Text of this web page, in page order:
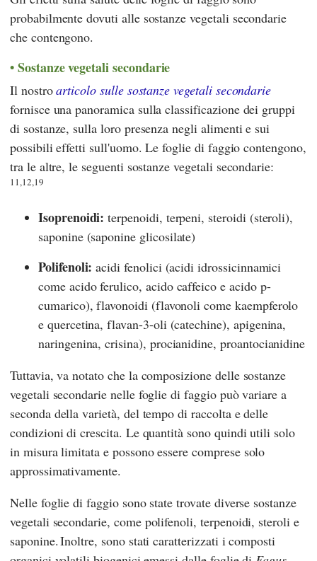
probabilmente dovuti alle sostanze vegetali secondarie
che contengono.
Sostanze vegetali secondarie
Il nostroarticolo sulle sostanze vegetali secondarie
fornisce una panoramica sulla classificazione dei gruppi
di sostanze, sulla loro presenza negli alimenti e sui
possibili effetti sull'uomo. Le foglie di faggio contengono,
tra le altre, le seguenti sostanze vegetali secondarie:
11,12,19
Isoprenoidi: terpenoidi, terpeni, steroidi (steroli),
saponine (saponine glicosilate)
Polifenoli: acidi fenolici (acidi idrossicinnamici
come acido ferulico, acido caffeico e acido p-
cumarico), flavonoidi (flavonoli come kaempferolo
e quercetina, flavan-3-oli (catechine), apigenina,
naringenina, crisina), procianidine, proantocianidine
Tuttavia, va notato che la composizione delle sostanze
vegetali secondarie nelle foglie di faggio può variare a
seconda della varietà, del tempo di raccolta e delle
condizioni di crescita. Le quantità sono quindi utili solo
in misura limitata e possono essere comprese solo
approssimativamente.
Nelle foglie di faggio sono state trovate diverse sostanze
vegetali secondarie, come polifenoli, terpenoidi, steroli e
saponine.Inoltre, sono stati caratterizzati i composti